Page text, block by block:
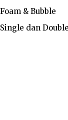
& Bubble
dan